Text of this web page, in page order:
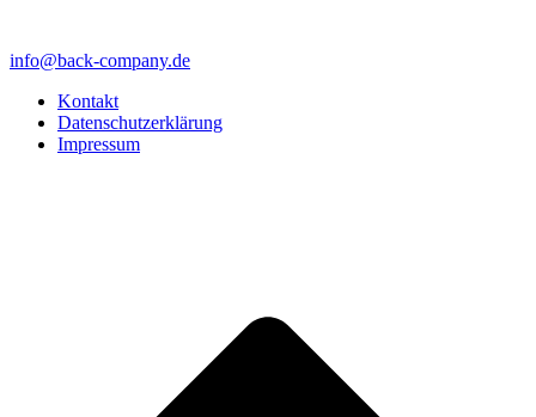
info@back-company.de
Kontakt
Datenschutzerklärung
Impressum